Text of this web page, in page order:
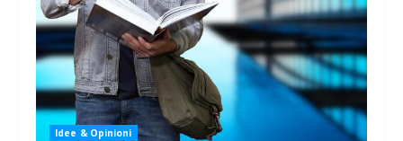
Idee & Opinioni